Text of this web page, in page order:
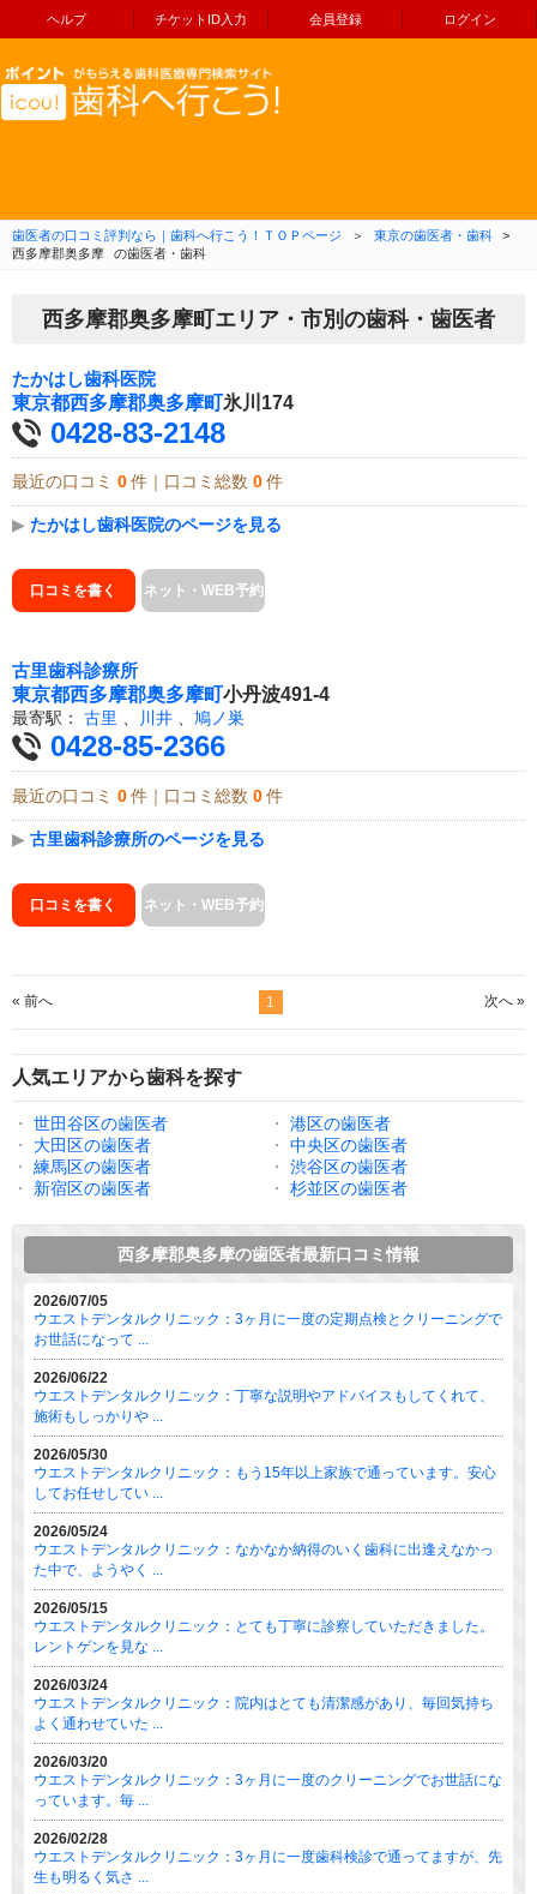
ヘルプ チケットID入力 会員登録 ログイン
コンテンツへ移動
歯医者の口コミ評判なら｜歯科へ行こう！ＴＯＰページ ＞ 東京の歯医者・歯科
>
西多摩郡奥多摩
の歯医者・歯科
西多摩郡奥多摩町エリア・市別の歯科・歯医者
たかはし歯科医院
東京都西多摩郡奥多摩町氷川174
0428-83-2148
最近の口コミ 0 件｜口コミ総数 0 件
▶ たかはし歯科医院のページを見る
口コミを書く ネット・WEB予約
古里歯科診療所
東京都西多摩郡奥多摩町小丹波491-4
最寄駅： 古里 、 川井 、 鳩ノ巣
0428-85-2366
最近の口コミ 0 件｜口コミ総数 0 件
▶ 古里歯科診療所のページを見る
口コミを書く ネット・WEB予約
« 前へ 1 次へ »
人気エリアから歯科を探す
・ 世田谷区の歯医者 ・
港区の歯医者
・
大田区の歯医者 ・
中央区の歯医者
・
練馬区の歯医者 ・
渋谷区の歯医者
・
新宿区の歯医者 ・ 杉並区の歯医者
西多摩郡奥多摩の歯医者最新口コミ情報
2026/07/05
ウエストデンタルクリニック：3ヶ月に一度の定期点検とクリーニングで
お世話になって ...
2026/06/22
ウエストデンタルクリニック：丁寧な説明やアドバイスもしてくれて、
施術もしっかりや ...
2026/05/30
ウエストデンタルクリニック：もう15年以上家族で通っています。安心
してお任せしてい ...
2026/05/24
ウエストデンタルクリニック：なかなか納得のいく歯科に出逢えなかっ
た中で、ようやく ...
2026/05/15
ウエストデンタルクリニック：とても丁寧に診察していただきました。
レントゲンを見な ...
2026/03/24
ウエストデンタルクリニック：院内はとても清潔感があり、毎回気持ち
よく通わせていた ...
2026/03/20
ウエストデンタルクリニック：3ヶ月に一度のクリーニングでお世話にな
っています。毎 ...
2026/02/28
ウエストデンタルクリニック：3ヶ月に一度歯科検診で通ってますが、先
生も明るく気さ ...